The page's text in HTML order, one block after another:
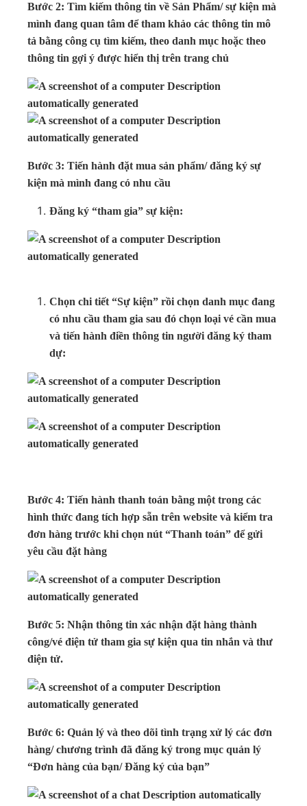
Bước 2: Tìm kiếm thông tin về Sản Phẩm/ sự kiện mà
mình đang quan tâm để tham khảo các thông tin mô
tả bằng công cụ tìm kiếm, theo danh mục hoặc theo
thông tin gợi ý được hiển thị trên trang chủ
Bước 3: Tiến hành đặt mua sản phẩm/ đăng ký sự
kiện mà mình đang có nhu cầu
Đăng ký “tham gia” sự kiện:
Chọn chi tiết “Sự kiện” rồi chọn danh mục đang
có nhu cầu tham gia sau đó chọn loại vé cần mua
và tiến hành điền thông tin người đăng ký tham
dự:
Bước 4: Tiến hành thanh toán bằng một trong các
hình thức đang tích hợp sẵn trên website và kiểm tra
đơn hàng trước khi chọn nút “Thanh toán” để gửi
yêu cầu đặt hàng
Bước 5: Nhận thông tin xác nhận đặt hàng thành
công/vé điện tử tham gia sự kiện qua tin nhắn và thư
điện tử.
Bước 6: Quản lý và theo dõi tình trạng xử lý các đơn
hàng/ chương trình đã đăng ký trong mục quản lý
“Đơn hàng của bạn/ Đăng ký của bạn”